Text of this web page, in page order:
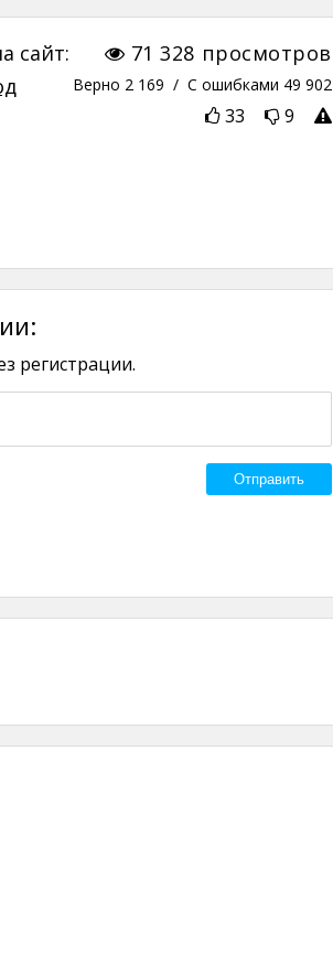
71 328 просмотров
Верно 2 169 / С ошибками 49 902
33 9
сайт:
регистрации.